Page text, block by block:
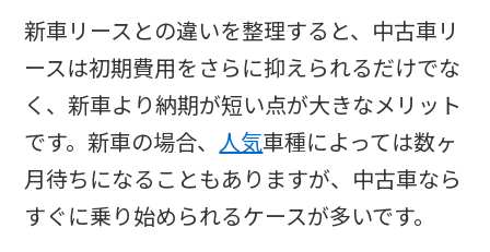
新車リースとの違いを整理すると、中古車リ
ースは初期費用をさらに抑えられるだけでな
く、新車より納期が短い点が大きなメリット
です。新車の場合、人気車種によっては数ヶ
月待ちになることもありますが、中古車なら
すぐに乗り始められるケースが多いです。